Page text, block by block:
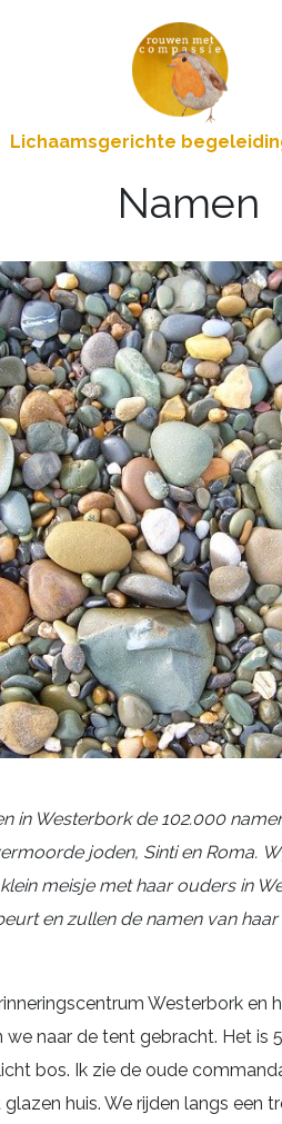
Lichaamsgerichte
Namen
in Westerbork de 102.000
joden, Sinti en Roma.
meisje met haar ouders in
en zullen de namen van
Westerbork en
naar de tent gebracht. Het is
bos. Ik zie de oude
huis. We rijden langs een